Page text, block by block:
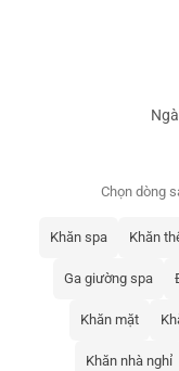
Chọn dòng
Khăn spa Khăn
Ga giường spa
Khăn mặt
Khăn nhà nghỉ